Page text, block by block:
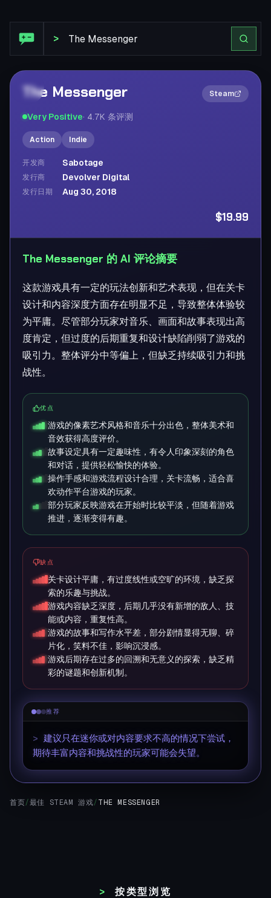
>
2×
The Messenger Steam
Very Positive· 4.7K 条评测
Action Indie
开发商 Sabotage
发行商 Devolver Digital
发行日期 Aug 30, 2018
$19.99
The Messenger 的 AI 评论摘要
这款游戏具有一定的玩法创新和艺术表现，但在关卡
设计和内容深度方面存在明显不足，导致整体体验较
为平庸。尽管部分玩家对音乐、画面和故事表现出高
度肯定，但过度的后期重复和设计缺陷削弱了游戏的
吸引力。整体评分中等偏上，但缺乏持续吸引力和挑
战性。
优点
游戏的像素艺术风格和音乐十分出色，整体美术和
音效获得高度评价。
故事设定具有一定趣味性，有令人印象深刻的角色
和对话，提供轻松愉快的体验。
操作手感和游戏流程设计合理，关卡流畅，适合喜
欢动作平台游戏的玩家。
部分玩家反映游戏在开始时比较平淡，但随着游戏
推进，逐渐变得有趣。
缺点
关卡设计平庸，有过度线性或空旷的环境，缺乏探
索的乐趣与挑战。
游戏内容缺乏深度，后期几乎没有新增的敌人、技
能或内容，重复性高。
游戏的故事和写作水平差，部分剧情显得无聊、碎
片化，笑料不佳，影响沉浸感。
游戏后期存在过多的回溯和无意义的探索，缺乏精
彩的谜题和创新机制。
推荐
> 建议只在迷你或对内容要求不高的情况下尝试，
期待丰富内容和挑战性的玩家可能会失望。
首页/最佳 STEAM 游戏/ THE MESSENGER
按类型浏览